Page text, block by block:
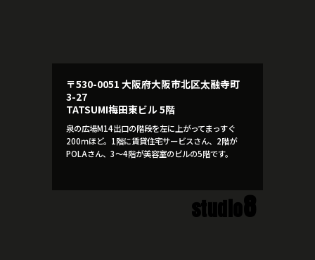
〒530-0051 大阪府大阪市北区太融寺町
3-27
TATSUMI梅田東ビル 5階
泉の広場M14出口の階段を左に上がってまっすぐ
200ｍほど。1階に賃貸住宅サービスさん、2階が
POLAさん、3～4階が美容室のビルの5階です。
studio8